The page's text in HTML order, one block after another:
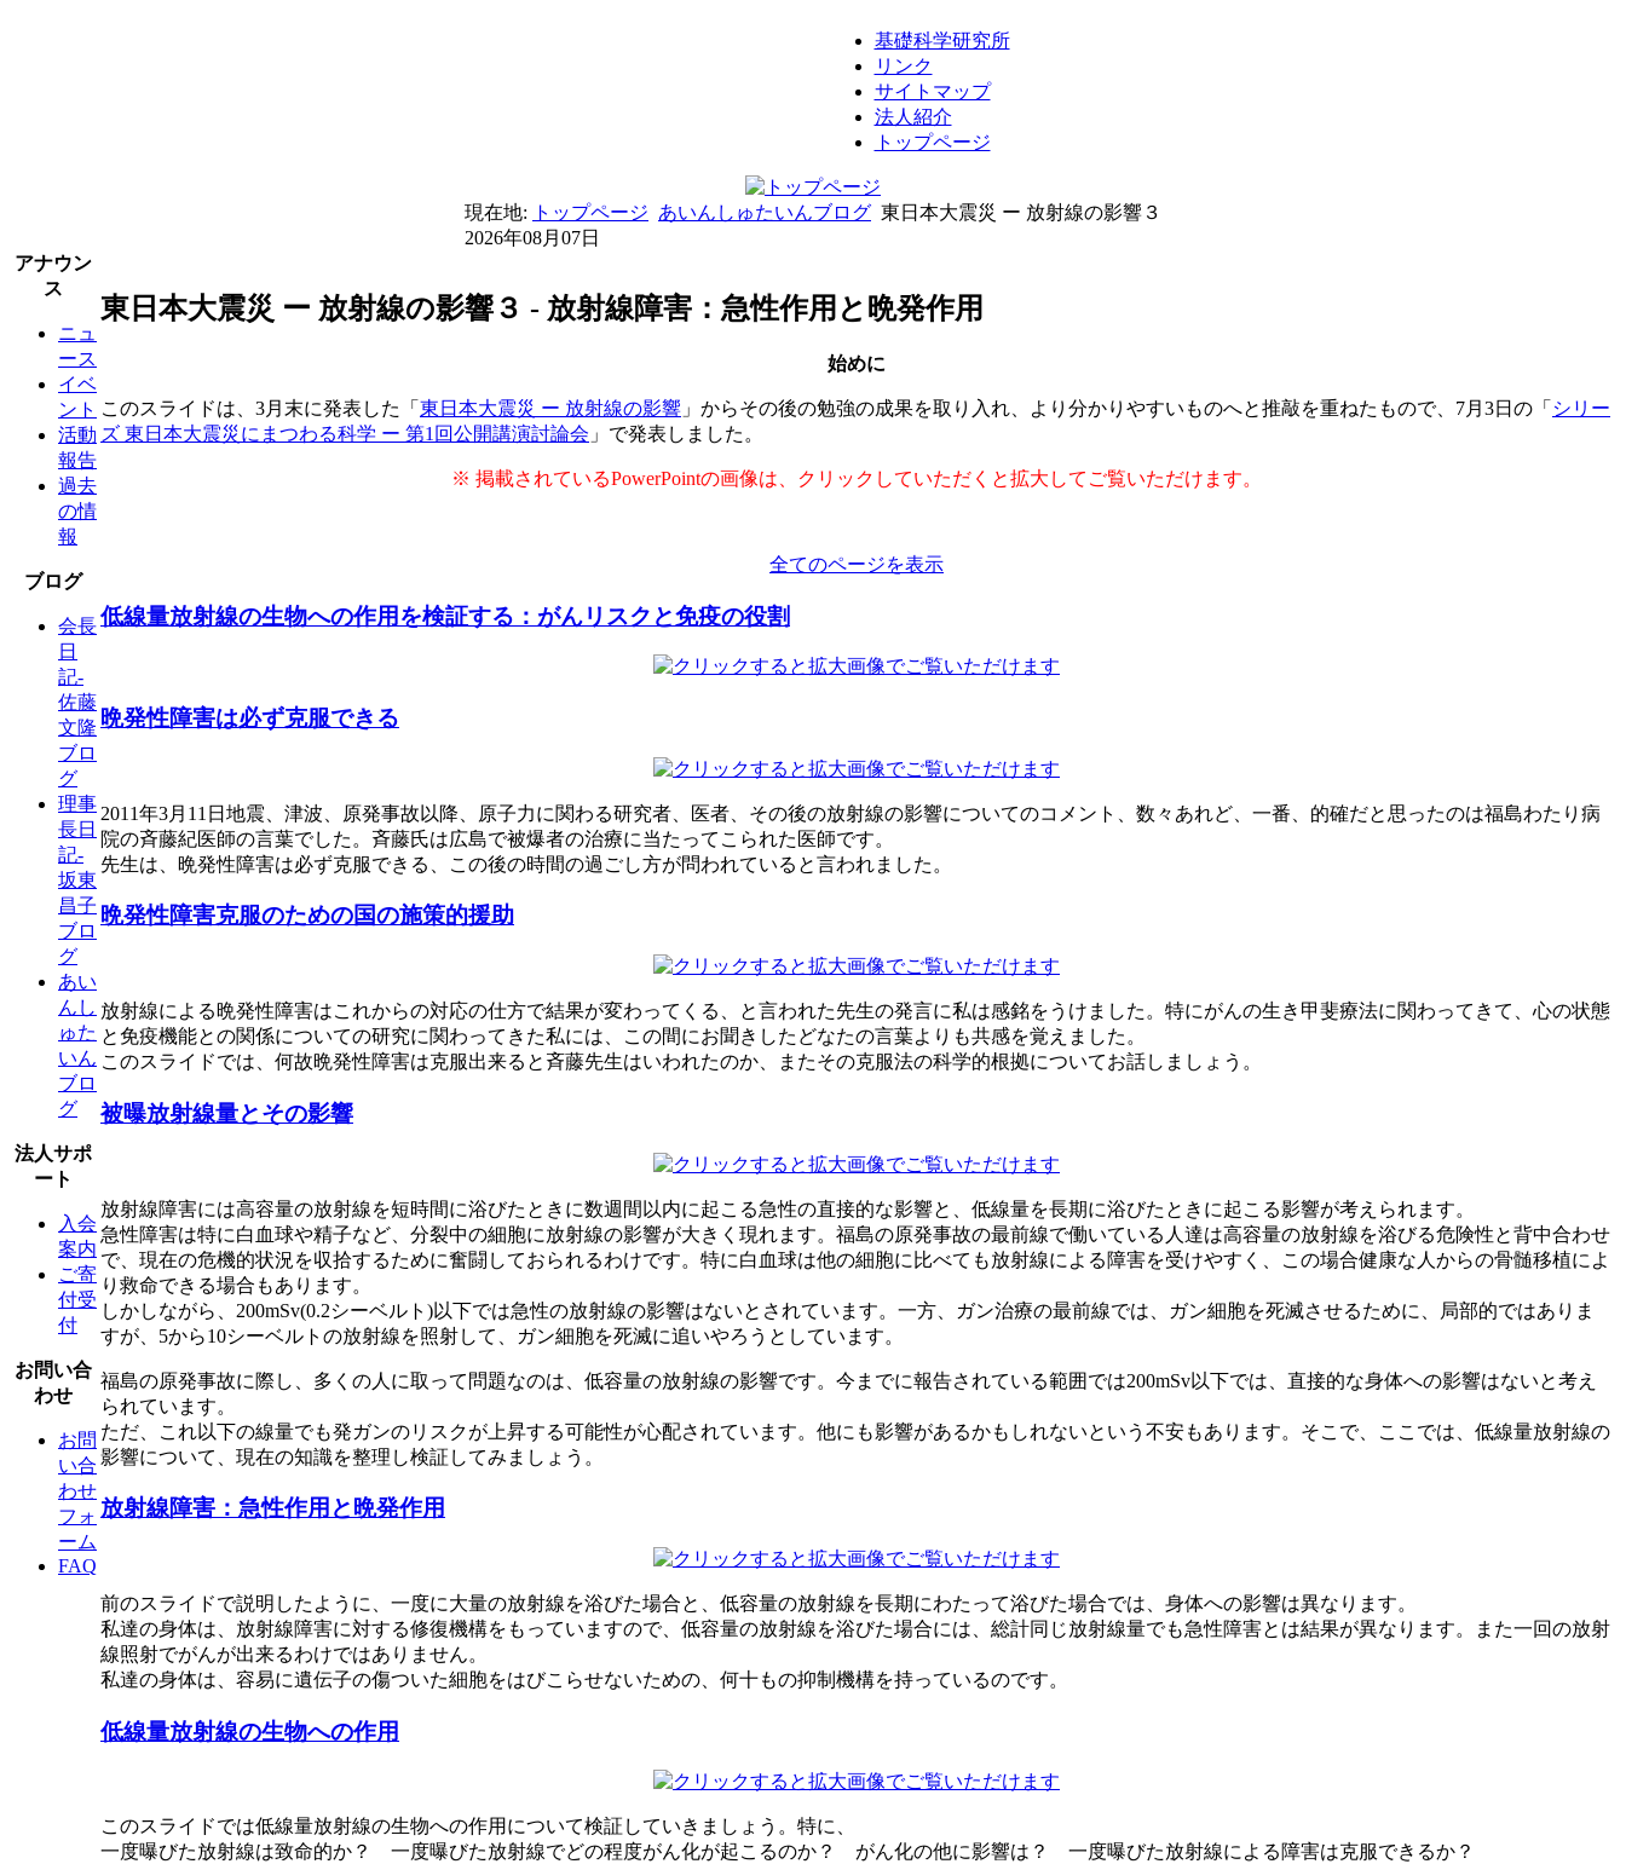
基礎科学研究所
リンク
サイトマップ
法人紹介
トップページ
現在地: トップページ あいんしゅたいんブログ 東日本大震災 ー 放射線の影響３
2026年08月07日
アナウン
ス
ニュ
ース
イベ
ント
活動
報告
過去
の情
報
ブログ
会長
日
記-
佐藤
文隆
ブロ
グ
理事
長日
記-
坂東
昌子
ブロ
グ
あい
んし
ゅた
いん
ブロ
グ
法人サポ
ート
入会
案内
ご寄
付受
付
お問い合
わせ
お問
い合
わせ
フォ
ーム
FAQ
東日本大震災 ー 放射線の影響３ - 放射線障害：急性作用と晩発作用
始めに
このスライドは、3月末に発表した「 東日本大震災 ー 放射線の影響 」からその後の勉強の成果を取り入れ、より分かりやすいものへと推敲を重ねたもので、7月3日の「 シリー
ズ 東日本大震災にまつわる科学 ー 第1回公開講演討論会 」で発表しました。
※ 掲載されているPowerPointの画像は、クリックしていただくと拡大してご覧いただけます。
全てのページを表示
低線量放射線の生物への作用を検証する：がんリスクと免疫の役割
晩発性障害は必ず克服できる
2011年3月11日地震、津波、原発事故以降、原子力に関わる研究者、医者、その後の放射線の影響についてのコメント、数々あれど、一番、的確だと思ったのは福島わたり病
院の斉藤紀医師の言葉でした。斉藤氏は広島で被爆者の治療に当たってこられた医師です。
先生は、晩発性障害は必ず克服できる、この後の時間の過ごし方が問われていると言われました。
晩発性障害克服のための国の施策的援助
放射線による晩発性障害はこれからの対応の仕方で結果が変わってくる、と言われた先生の発言に私は感銘をうけました。特にがんの生き甲斐療法に関わってきて、心の状態
と免疫機能との関係についての研究に関わってきた私には、この間にお聞きしたどなたの言葉よりも共感を覚えました。
このスライドでは、何故晩発性障害は克服出来ると斉藤先生はいわれたのか、またその克服法の科学的根拠についてお話しましょう。
被曝放射線量とその影響
放射線障害には高容量の放射線を短時間に浴びたときに数週間以内に起こる急性の直接的な影響と、低線量を長期に浴びたときに起こる影響が考えられます。
急性障害は特に白血球や精子など、分裂中の細胞に放射線の影響が大きく現れます。福島の原発事故の最前線で働いている人達は高容量の放射線を浴びる危険性と背中合わせ
で、現在の危機的状況を収拾するために奮闘しておられるわけです。特に白血球は他の細胞に比べても放射線による障害を受けやすく、この場合健康な人からの骨髄移植によ
り救命できる場合もあります。
しかしながら、200mSv(0.2シーベルト)以下では急性の放射線の影響はないとされています。一方、ガン治療の最前線では、ガン細胞を死滅させるために、局部的ではありま
すが、5から10シーベルトの放射線を照射して、ガン細胞を死滅に追いやろうとしています。
福島の原発事故に際し、多くの人に取って問題なのは、低容量の放射線の影響です。今までに報告されている範囲では200mSv以下では、直接的な身体への影響はないと考え
られています。
ただ、これ以下の線量でも発ガンのリスクが上昇する可能性が心配されています。他にも影響があるかもしれないという不安もあります。そこで、ここでは、低線量放射線の
影響について、現在の知識を整理し検証してみましょう。
放射線障害：急性作用と晩発作用
前のスライドで説明したように、一度に大量の放射線を浴びた場合と、低容量の放射線を長期にわたって浴びた場合では、身体への影響は異なります。
私達の身体は、放射線障害に対する修復機構をもっていますので、低容量の放射線を浴びた場合には、総計同じ放射線量でも急性障害とは結果が異なります。また一回の放射
線照射でがんが出来るわけではありません。
私達の身体は、容易に遺伝子の傷ついた細胞をはびこらせないための、何十もの抑制機構を持っているのです。
低線量放射線の生物への作用
このスライドでは低線量放射線の生物への作用について検証していきましょう。特に、
一度曝びた放射線は致命的か？ 一度曝びた放射線でどの程度がん化が起こるのか？ がん化の他に影響は？ 一度曝びた放射線による障害は克服できるか？